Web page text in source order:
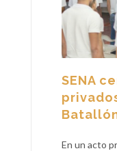
SENA
En un acto